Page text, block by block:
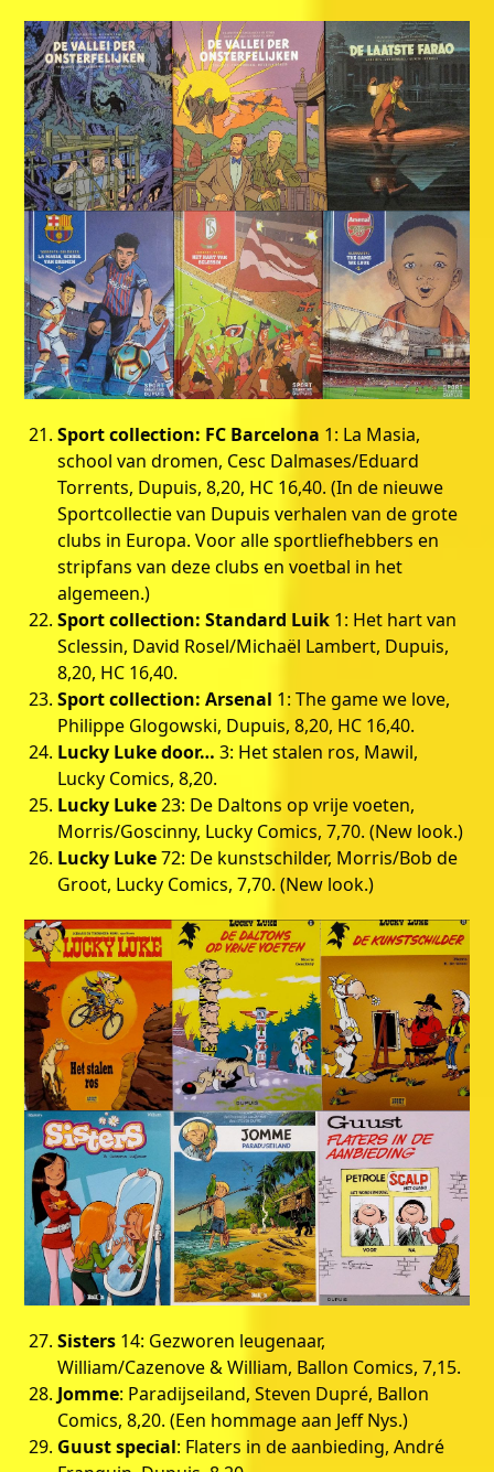
Sport collection: FC Barcelona 1: La Masia,
school van dromen, Cesc Dalmases/Eduard
Torrents, Dupuis, 8,20, HC 16,40. (In de nieuwe
Sportcollectie van Dupuis verhalen van de grote
clubs in Europa. Voor alle sportliefhebbers en
stripfans van deze clubs en voetbal in het
algemeen.)
Sport collection: Standard Luik 1: Het hart van
Sclessin, David Rosel/Michaël Lambert, Dupuis,
8,20, HC 16,40.
Sport collection: Arsenal 1: The game we love,
Philippe Glogowski, Dupuis, 8,20, HC 16,40.
Lucky Luke door… 3: Het stalen ros, Mawil,
Lucky Comics, 8,20.
Lucky Luke23: De Daltons op vrije voeten,
Morris/Goscinny, Lucky Comics, 7,70. (New look.)
Lucky Luke72: De kunstschilder, Morris/Bob de
Groot, Lucky Comics, 7,70. (New look.)
Sisters 14: Gezworen leugenaar,
William/Cazenove & William, Ballon Comics, 7,15.
Jomme: Paradijseiland, Steven Dupré, Ballon
Comics, 8,20. (Een hommage aan Jeff Nys.)
Guust special: Flaters in de aanbieding, André